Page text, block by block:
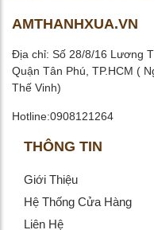
AMTHANHXUA.VN
Địa chỉ: Số 28/8/16 Lương
Quận Tân Phú, TP.HCM (
Thế Vinh)
Hotline:0908121264
THÔNG TIN
Giới Thiệu
Hệ Thống Cửa Hàng
Liên Hệ